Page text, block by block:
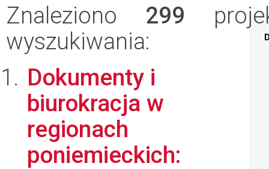
Znaleziono 299
wyszukiwania:
Dokumenty i
biurokracja w
regionach
poniemieckich: